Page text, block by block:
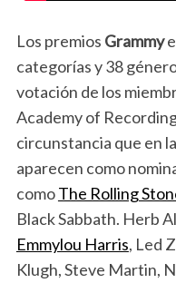
Los premios Grammy
categorías y 38
votación de los
Academy of
circunstancia que en
aparecen como
comoThe Rolling
Black Sabbath. Herb
Emmylou Harris, Led
Klugh, Steve Martin,